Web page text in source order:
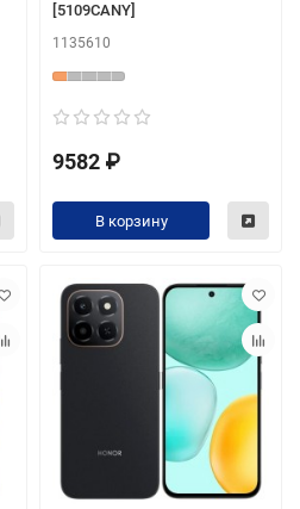
[5109CANY]
1135610
9582 ₽
В корзину